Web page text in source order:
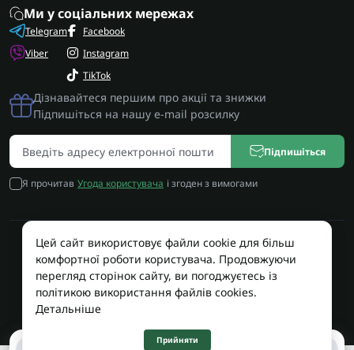
0
Ми у соціальних мережах
Telegram
Viber
Facebook
Instagram
TikTok
Дізнавайтеся першим про акції та знижки
Підпишіться на нашу e-mail розсилку
Підпишіться
Я прочитав Угода користувача і згоден з вимогами
Працює на OpenCart
Територія Сервісу © 2026
Цей сайт використовує файли cookie для більш
комфортної роботи користувача. Продовжуючи
перегляд сторінок сайту, ви погоджуєтесь із
політикою використання файлів cookies.
Детальніше
Прийняти